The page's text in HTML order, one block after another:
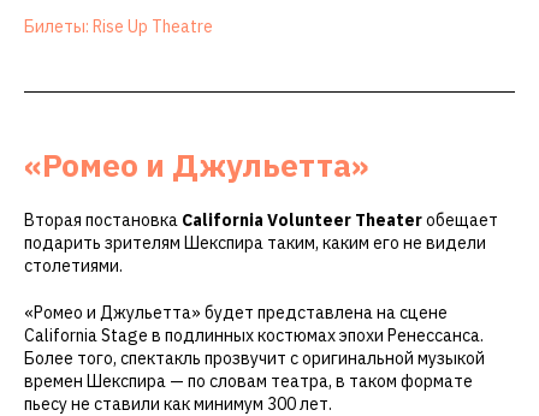
Билеты: Rise Up Theatre
«Ромео и Джульетта»
Вторая постановка California Volunteer Theaterобещает
подарить зрителям Шекспира таким, каким его не видели
столетиями.
«Ромео и Джульетта» будет представлена на сцене
California Stage в подлинных костюмах эпохи Ренессанса.
Более того, спектакль прозвучит с оригинальной музыкой
времен Шекспира — по словам театра, в таком формате
пьесу не ставили как минимум 300 лет.